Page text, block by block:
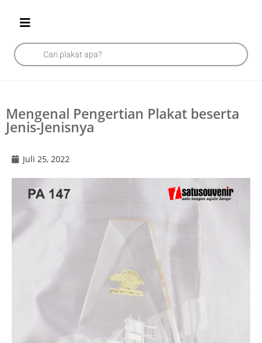
Mengenal Pengertian Plakat beserta
Jenis-Jenisnya
Juli 25, 2022